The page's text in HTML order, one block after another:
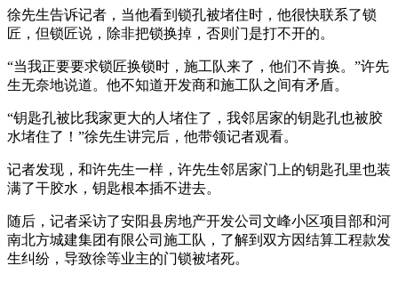
徐先生告诉记者，当他看到锁孔被堵住时，他很快联系了锁
匠，但锁匠说，除非把锁换掉，否则门是打不开的。
“当我正要要求锁匠换锁时，施工队来了，他们不肯换。”许先
生无奈地说道。他不知道开发商和施工队之间有矛盾。
“钥匙孔被比我家更大的人堵住了，我邻居家的钥匙孔也被胶
水堵住了！”徐先生讲完后，他带领记者观看。
记者发现，和许先生一样，许先生邻居家门上的钥匙孔里也装
满了干胶水，钥匙根本插不进去。
随后，记者采访了安阳县房地产开发公司文峰小区项目部和河
南北方城建集团有限公司施工队，了解到双方因结算工程款发
生纠纷，导致徐等业主的门锁被堵死。